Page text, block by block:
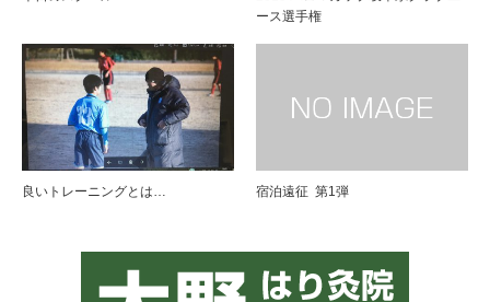
ース選手権
良いトレーニングとは… 宿泊遠征 第1弾